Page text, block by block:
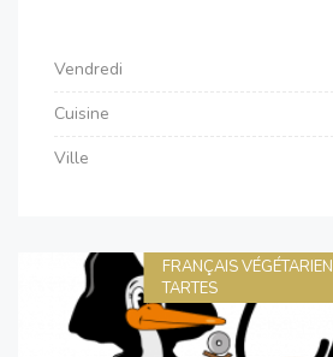
Vendredi
Cuisine
Ville
FRANÇAIS VÉGÉTARIEN
TARTES